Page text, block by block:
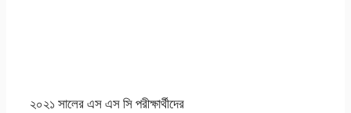
২০২১ সালের ‍এস এস সি পরীক্ষার্থীদের